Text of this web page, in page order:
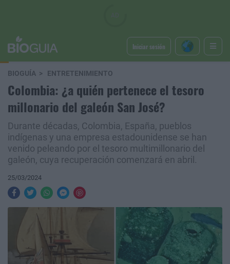
Iniciar sesión
BIOGUÍA ENTRETENIMIENTO
Colombia: ¿a quién pertenece el tesoro
millonario del galeón San José?
Durante décadas, Colombia, España, pueblos
indígenas y una empresa estadounidense se han
venido peleando por el tesoro multimillonario del
galeón, cuya recuperación comenzará en abril.
25/03/2024